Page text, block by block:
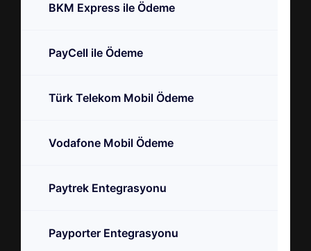
BKM Express ile Ödeme
PayCell ile Ödeme
Türk Telekom Mobil Ödeme
Vodafone Mobil Ödeme
Paytrek Entegrasyonu
Payporter Entegrasyonu